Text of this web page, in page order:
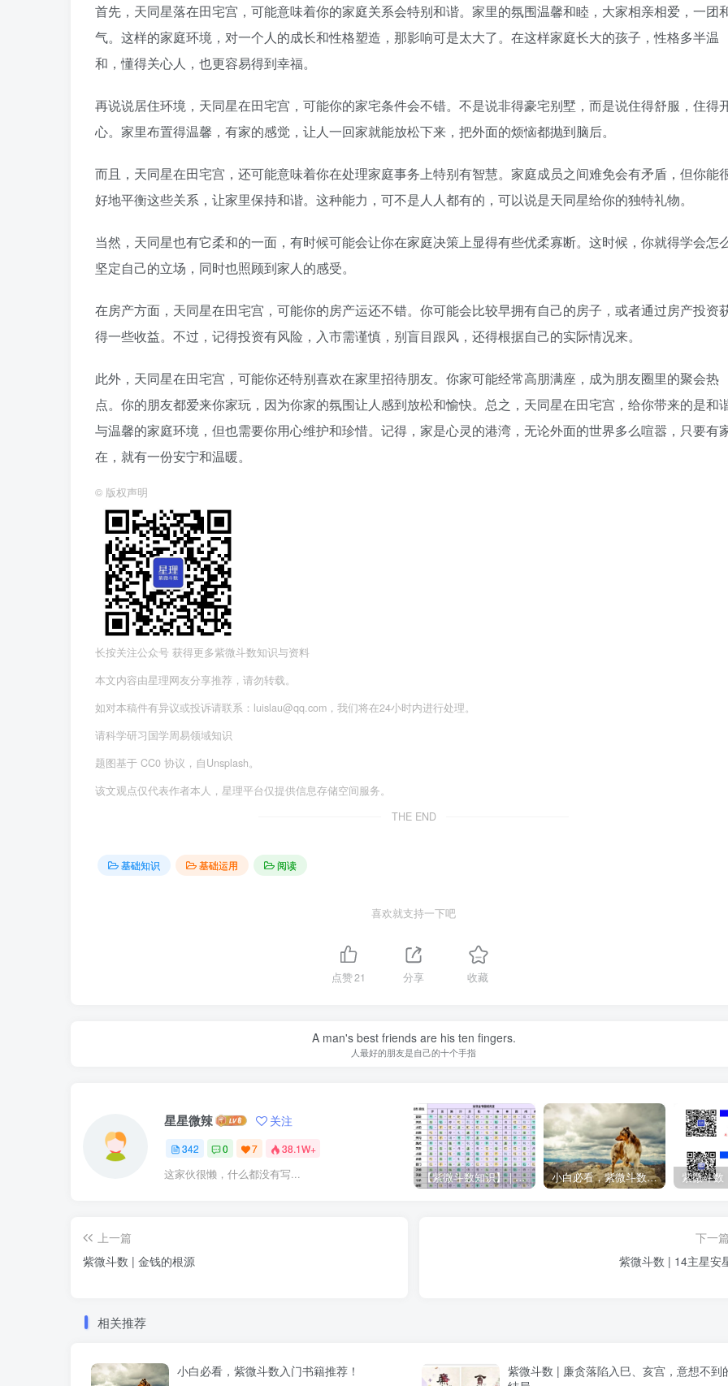
首先，天同星落在田宅宫，可能意味着你的家庭关系会特别和谐。家里的氛围温馨和睦，大家相亲相爱，一团
气。这样的家庭环境，对一个人的成长和性格塑造，那影响可是太大了。在这样家庭长大的孩子，性格多半温
和，懂得关心人，也更容易得到幸福。
再说说居住环境，天同星在田宅宫，可能你的家宅条件会不错。不是说非得豪宅别墅，而是说住得舒服，住得
心。家里布置得温馨，有家的感觉，让人一回家就能放松下来，把外面的烦恼都抛到脑后。
而且，天同星在田宅宫，还可能意味着你在处理家庭事务上特别有智慧。家庭成员之间难免会有矛盾，但你能
好地平衡这些关系，让家里保持和谐。这种能力，可不是人人都有的，可以说是天同星给你的独特礼物。
当然，天同星也有它柔和的一面，有时候可能会让你在家庭决策上显得有些优柔寡断。这时候，你就得学会怎
坚定自己的立场，同时也照顾到家人的感受。
在房产方面，天同星在田宅宫，可能你的房产运还不错。你可能会比较早拥有自己的房子，或者通过房产投资
得一些收益。不过，记得投资有风险，入市需谨慎，别盲目跟风，还得根据自己的实际情况来。
此外，天同星在田宅宫，可能你还特别喜欢在家里招待朋友。你家可能经常高朋满座，成为朋友圈里的聚会热
点。你的朋友都爱来你家玩，因为你家的氛围让人感到放松和愉快。总之，天同星在田宅宫，给你带来的是和
与温馨的家庭环境，但也需要你用心维护和珍惜。记得，家是心灵的港湾，无论外面的世界多么喧嚣，只要有
在，就有一份安宁和温暖。
© 版权声明
长按关注公众号 获得更多紫微斗数知识与资料
本文内容由星理网友分享推荐，请勿转载。
如对本稿件有异议或投诉请联系：luislau@qq.com，我们将在24小时内进行处理。
请科学研习国学周易领域知识
题图基于 CC0 协议，自Unsplash。
该文观点仅代表作者本人，星理平台仅提供信息存储空间服务。
THE END
基础知识 基础运用 阅读
喜欢就支持一下吧
点赞21 分享 收藏
A man's best friends are his ten fingers.
人最好的朋友是自己的十个手指
星星微辣 关注
342 0 7 38.1W+
这家伙很懒，什么都没有写... 【紫微斗数知识】 | “庙旺得利平不陷”的含义 小白必看，紫微斗数入门书籍推荐！
上一篇
紫微斗数 | 金钱的根源
下一篇
紫微斗数 | 14主星安
相关推荐
小白必看，紫微斗数入门书籍推荐！
紫微斗数 | 廉贪落陷入巳、亥宫，意想不到